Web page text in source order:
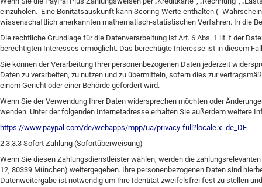
einzuholen. Eine Bonitätsauskunft kann Scoring-Werte enthalten
wissenschaftlich anerkannten mathematisch-statistischen Verfahren. In die
Die rechtliche Grundlage für die Datenverarbeitung ist Art. 6 Abs. 1 lit. f der
berechtigten Interesses ermöglicht. Das berechtigte Interesse ist in diesem
Sie können der Verarbeitung Ihrer personenbezogenen Daten jederzeit
Daten zu verarbeiten, zu nutzen und zu übermitteln, sofern dies zur
einem Gericht oder einer Behörde gefordert wird.
Wenn Sie der Verwendung Ihrer Daten widersprechen möchten oder
wenden. Unter der folgenden Internetadresse erhalten Sie außerdem weitere
https://www.paypal.com/de/webapps/mpp/ua/privacy-full?locale.x=de_DE
2.3.3.3 Sofort Zahlung (Sofortüberweisung)
Wenn Sie diesen Zahlungsdienstleister wählen, werden die
12, 80339 München) weitergegeben. Ihre personenbezogenen Daten sind
Datenweitergabe ist notwendig um Ihre Identität zweifelsfrei fest zu stellen